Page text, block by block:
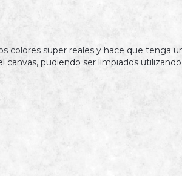
colores super reales y hace que tenga
canvas, pudiendo ser limpiados